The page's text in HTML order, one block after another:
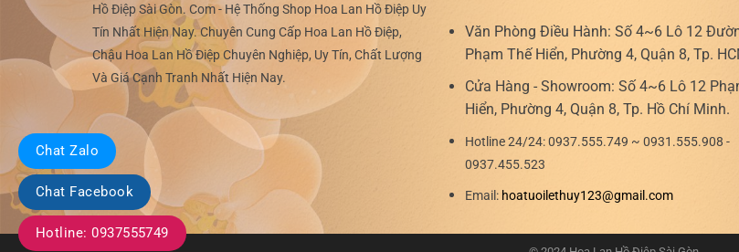
Hồ Điệp Sài Gòn. Com - Hệ Thống Shop Hoa Lan Hồ Điệp Uy
Tín Nhất Hiện Nay. Chuyên Cung Cấp Hoa Lan Hồ Điệp,
Chậu Hoa Lan Hồ Điệp Chuyên Nghiệp, Uy Tín, Chất Lượng
Và Giá Cạnh Tranh Nhất Hiện Nay.
Văn Phòng Điều Hành: Số 4~6 Lô 12
Phạm Thế Hiển, Phường 4, Quận 8, Tp.
Cửa Hàng - Showroom: Số 4~6 Lô 12
Hiển, Phường 4, Quận 8, Tp. Hồ Chí Minh.
Hotline 24/24:0937.555.749 ~ 0931.555.908 -
0937.455.523
Email: hoatuoilethuy123@gmail.com
Chat Zalo
Chat Facebook
Hotline: 0937555749